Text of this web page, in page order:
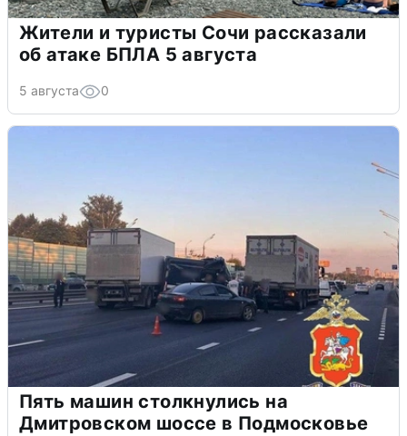
Жители и туристы Сочи рассказали
об атаке БПЛА 5 августа
5 августа 0
Пять машин столкнулись на
Дмитровском шоссе в Подмосковье